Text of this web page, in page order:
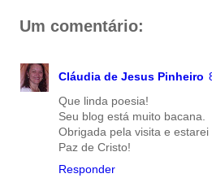
o
o
r
e
Um comentário:
Cláudia de Jesus Pinheiro
Que linda poesia!
Seu blog está muito bacana.
Obrigada pela visita e
Paz de Cristo!
Responder